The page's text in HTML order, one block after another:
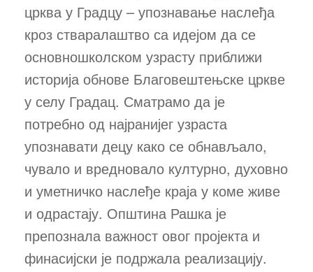
црква у Градцу – упознавање наслеђа
кроз стваралаштво са идејом да се
основношколском узрасту приближи
историја обнове Благовештењске цркве
у селу Градац. Сматрамо да је
потребно од најранијег узраста
упознавати децу како се обнављало,
чувало и вредновало културно, духовно
и уметничко наслеђе краја у коме живе
и одрастају. Општина Рашка је
препознала важност овог пројекта и
финасијски је подржала реализацију.